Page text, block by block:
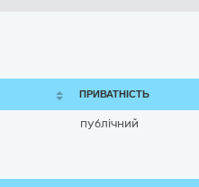
ПРИВАТНІСТЬ
публічний